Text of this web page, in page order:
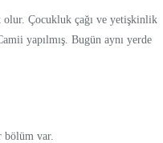
olur. Çocukluk çağı ve yetişkinlik
yapılmış. Bugün aynı yerde
bölüm var.